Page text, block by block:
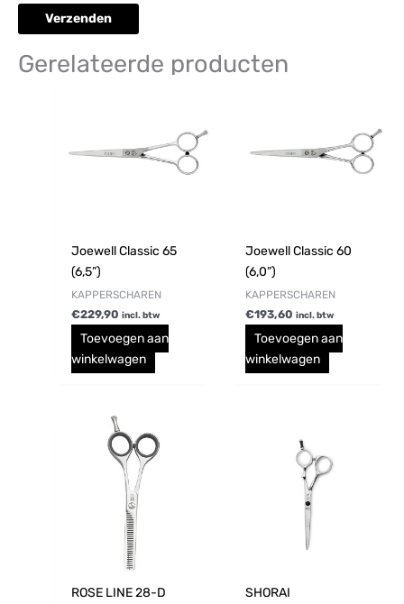
Gerelateerde producten
Joewell Classic 65
(6,5”)
KAPPERSCHAREN
€229,90 incl. btw
Toevoegen aan
winkelwagen
Joewell Classic 60
(6,0”)
KAPPERSCHAREN
€193,60 incl. btw
Toevoegen aan
winkelwagen
ROSE LINE 28-D
SHORAI